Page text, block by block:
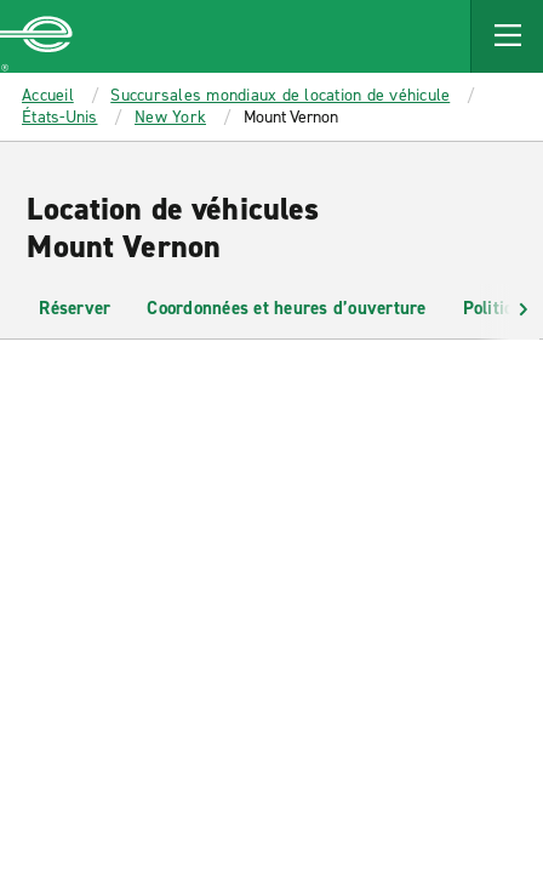
MAIN
CONTENT
Enterprise
Accueil
Succursales mondiaux de location de véhicule
États-Unis
New York Mount Vernon
Location de véhicules
Mount Vernon
Réserver Coordonnées et heures d’ouverture Politiques